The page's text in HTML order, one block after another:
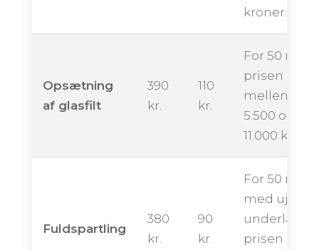
kroner.
Opsætning
af glasfilt
390
kr.
110
kr.
For 50 m²
prisen ende
mellem ca.
5.500 og
11.000
Fuldspartling
380
kr.
90
kr.
For 50 m²
med
underlag
prisen ligge